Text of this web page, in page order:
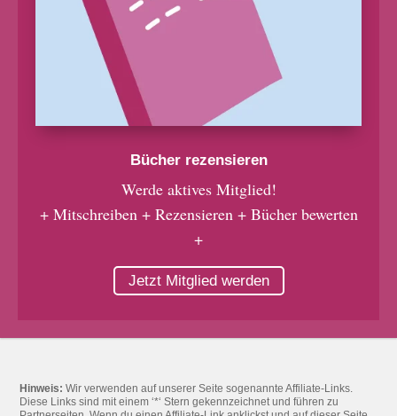
Bücher rezensieren
Werde aktives Mitglied!
+ Mitschreiben + Rezensieren + Bücher bewerten
+
Jetzt Mitglied werden
Hinweis: Wir verwenden auf unserer Seite sogenannte Affiliate-Links.
Diese Links sind mit einem ‘*‘ Stern gekennzeichnet und führen zu